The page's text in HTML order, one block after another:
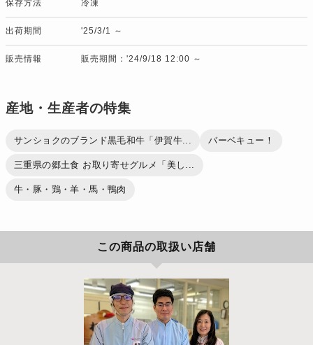
保存方法 冷凍
出荷期間 '25/3/1 ～
販売情報 販売期間：'24/9/18 12:00 ～
産地・生産者の特集
サンショクのブランド黒毛和牛「伊賀牛... バーベキュー！
三重県の郷土食 お取り寄せグルメ「美し...
牛・豚・鶏・羊・馬・鴨肉
この商品の取扱い店舗